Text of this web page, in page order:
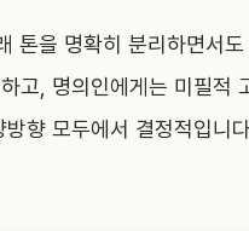
톤을 명확히 분리하면서
고, 명의인에게는 미필적
향 모두에서 결정적입니